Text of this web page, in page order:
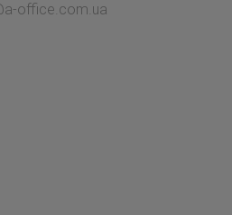
office.com.ua